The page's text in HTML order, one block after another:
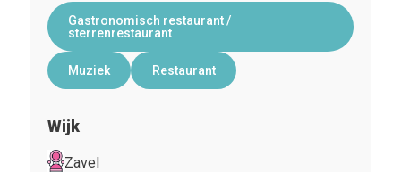
Gastronomisch restaurant /
sterrenrestaurant
Muziek Restaurant
Wijk
Zavel